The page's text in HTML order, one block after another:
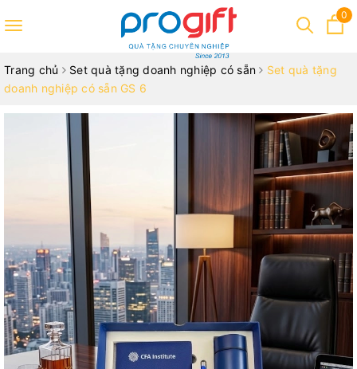
Toggle
0
Trang chủ Set quà tặng doanh nghiệp có sẵn
Set quà tặng
doanh nghiệp có sẵn GS 6